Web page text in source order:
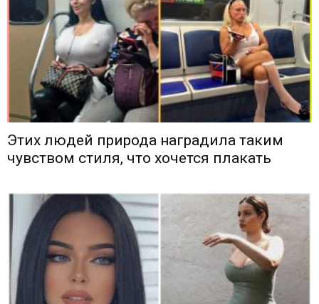
Этих людей природа наградила таким
чувством стиля, что хочется плакать